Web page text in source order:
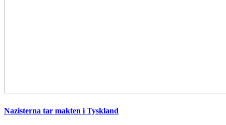
Nazisterna tar makten i Tyskland